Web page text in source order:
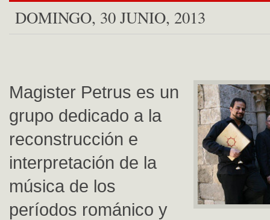
DOMINGO, 30 JUNIO, 2013
Magister Petrus es un
grupo dedicado a la
reconstrucción e
interpretación de la
música de los
períodos románico y